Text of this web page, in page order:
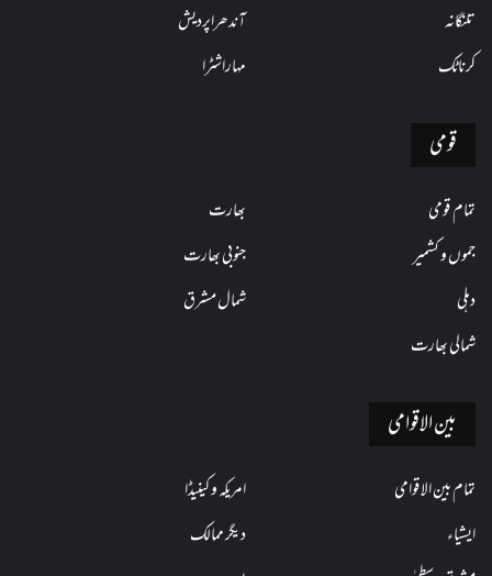
تلنگانہ
آندھراپردیش
کرناٹک
مہاراشٹرا
قومی
تمام قومی
بھارت
جموں و کشمیر
جنوبی بھارت
دہلی
شمال مشرق
شمالی بھارت
بین الاقوامی
تمام بین الاقوامی
امریکہ و کینیڈا
ایشیاء
دیگر ممالک